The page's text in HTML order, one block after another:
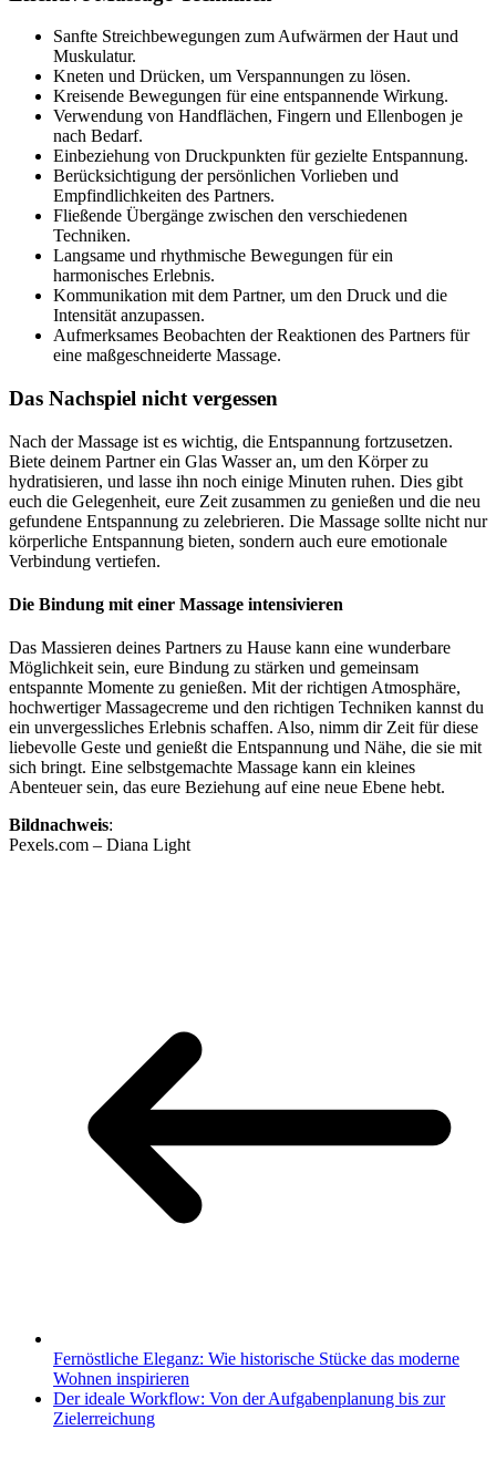
Sanfte Streichbewegungen zum Aufwärmen der Haut und
Muskulatur.
Kneten und Drücken, um Verspannungen zu lösen.
Kreisende Bewegungen für eine entspannende Wirkung.
Verwendung von Handflächen, Fingern und Ellenbogen je
nach Bedarf.
Einbeziehung von Druckpunkten für gezielte Entspannung.
Berücksichtigung der persönlichen Vorlieben und
Empfindlichkeiten des Partners.
Fließende Übergänge zwischen den verschiedenen
Techniken.
Langsame und rhythmische Bewegungen für ein
harmonisches Erlebnis.
Kommunikation mit dem Partner, um den Druck und die
Intensität anzupassen.
Aufmerksames Beobachten der Reaktionen des Partners für
eine maßgeschneiderte Massage.
Das Nachspiel nicht vergessen
Nach der Massage ist es wichtig, die Entspannung fortzusetzen.
Biete deinem Partner ein Glas Wasser an, um den Körper zu
hydratisieren, und lasse ihn noch einige Minuten ruhen. Dies gibt
euch die Gelegenheit, eure Zeit zusammen zu genießen und die neu
gefundene Entspannung zu zelebrieren. Die Massage sollte nicht nur
körperliche Entspannung bieten, sondern auch eure emotionale
Verbindung vertiefen.
Die Bindung mit einer Massage intensivieren
Das Massieren deines Partners zu Hause kann eine wunderbare
Möglichkeit sein, eure Bindung zu stärken und gemeinsam
entspannte Momente zu genießen. Mit der richtigen Atmosphäre,
hochwertiger Massagecreme und den richtigen Techniken kannst du
ein unvergessliches Erlebnis schaffen. Also, nimm dir Zeit für diese
liebevolle Geste und genießt die Entspannung und Nähe, die sie mit
sich bringt. Eine selbstgemachte Massage kann ein kleines
Abenteuer sein, das eure Beziehung auf eine neue Ebene hebt.
Bildnachweis:
Pexels.com – Diana Light
Fernöstliche Eleganz: Wie historische Stücke das moderne
Wohnen inspirieren
Der ideale Workflow: Von der Aufgabenplanung bis zur
Zielerreichung